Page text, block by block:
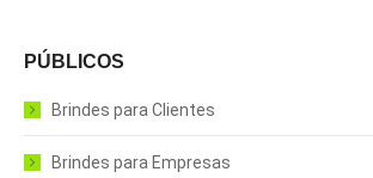
PÚBLICOS
Brindes para Clientes
Brindes para Empresas